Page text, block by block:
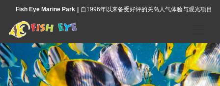
Fish Eye Marine Park 自1996年以来备受好评的关岛人气体验与观光项目
首页
体验项目